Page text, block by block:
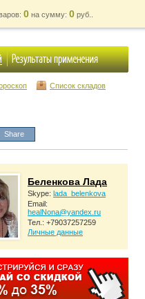
0 на сумму: 0 руб..
Список складов
Share
Беленкова Лада
Skype: lada_belenkova
Email:
healNona@yandex.ru
Тел.: +79037257259
Личные данные